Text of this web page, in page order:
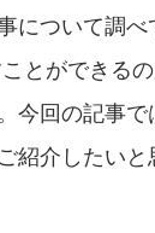
について調
とができる
今回の記事
介したいと